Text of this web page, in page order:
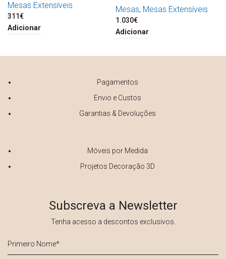
Mesas Extensíveis
311€
Adicionar
Mesas, Mesas Extensíveis
1.030€
Adicionar
Pagamentos
Envio e Custos
Garantias & Devoluções
Móveis por Medida
Projetos Decoração 3D
Subscreva a Newsletter
Tenha acesso a descontos exclusivos.
Nome
*